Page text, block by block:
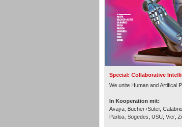
Special: Collaborative
We unite Human and Artifical
In Kooperation mit:
Avaya, Bucher+Suter,
Parloa, Sogedes, USU, Vier,
Inbound